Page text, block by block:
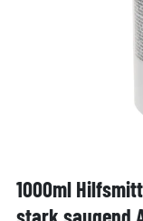
1000ml
stark saugend